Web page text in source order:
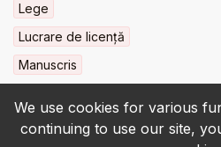
We use cookies for various
continuing to use our site,
Lege
Lucrare de licență
Manuscris